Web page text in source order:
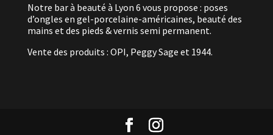
Notre bar à beauté à Lyon 6 vous propose : poses
d’ongles en gel-porcelaine-américaines, beauté des
mains et des pieds & vernis semi permanent.
Vente des produits : OPI, Peggy Sage et 1944.